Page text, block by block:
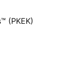
(PKEK)